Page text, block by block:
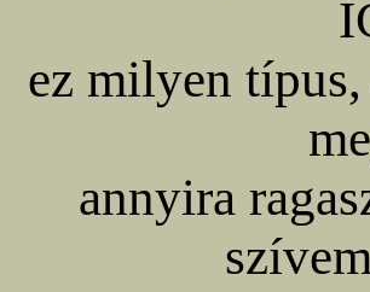
ez milyen
annyira